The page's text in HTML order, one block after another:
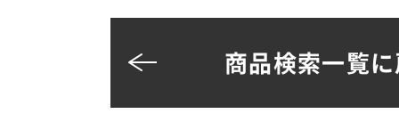
商品検索一覧